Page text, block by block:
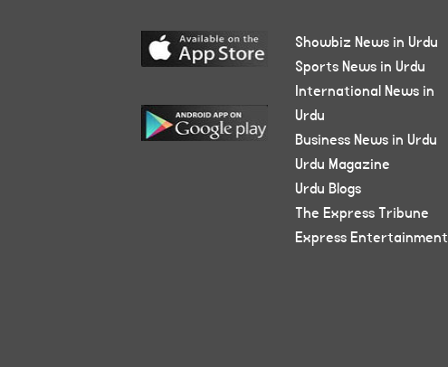
Showbiz News in Urdu
Sports News in Urdu
International News in
Urdu
Business News in Urdu
Urdu Magazine
Urdu Blogs
The Express Tribune
Express Entertainment